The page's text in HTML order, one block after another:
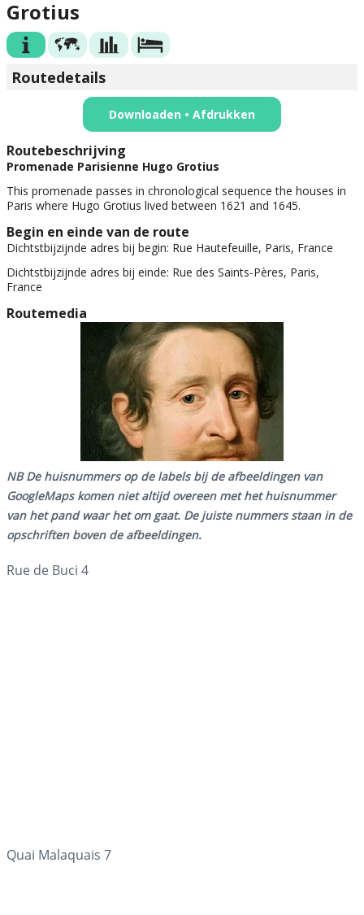
NB De huisnummers op de labels bij de afbeeldingen van
GoogleMaps komen niet altijd overeen met het huisnummer
van het pand waar het om gaat. De juiste nummers staan in de
opschriften boven de afbeeldingen.
Rue de Buci 4
Quai Malaquais 7